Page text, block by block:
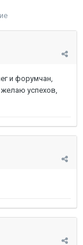
и форумчан,
успехов,